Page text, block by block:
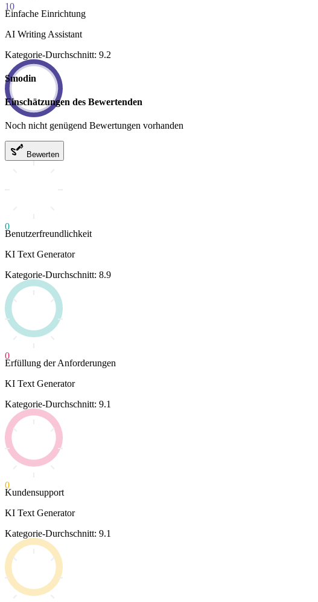
10
Einfache Einrichtung
AI Writing Assistant
Kategorie-Durchschnitt: 9.2
Smodin
Einschätzungen des Bewertenden
Noch nicht genügend Bewertungen vorhanden
Bewerten
0
Benutzerfreundlichkeit
KI Text Generator
Kategorie-Durchschnitt: 8.9
0
Erfüllung der Anforderungen
KI Text Generator
Kategorie-Durchschnitt: 9.1
0
Kundensupport
KI Text Generator
Kategorie-Durchschnitt: 9.1